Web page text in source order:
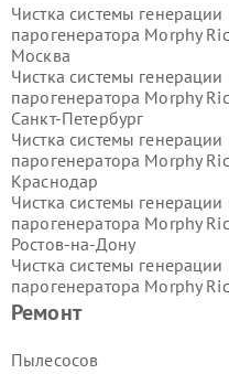
Ремонт
Пылесосов
Чистка системы генерации
парогенератора Morphy
Москва
Чистка системы генерации
парогенератора Morphy
Санкт-Петербург
Чистка системы генерации
парогенератора Morphy
Краснодар
Чистка системы генерации
парогенератора Morphy
Ростов-на-Дону
Чистка системы генерации
парогенератора Morphy
Нижний Новгород
Чистка системы генерации
Новосибирск